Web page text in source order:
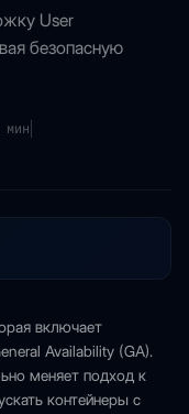
User
безопасную
мин
включает
Availability (GA).
меняет подход к
контейнеры с